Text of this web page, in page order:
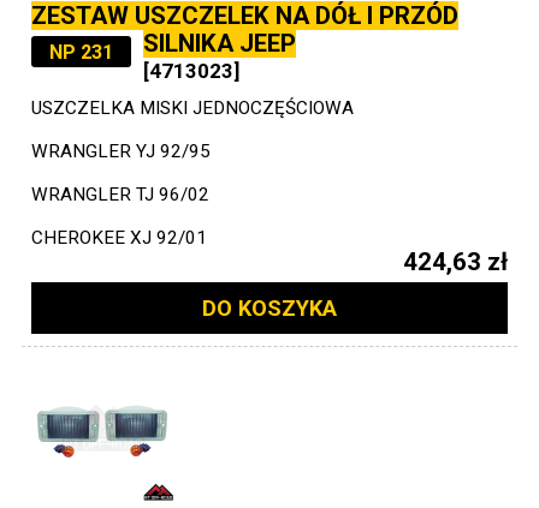
ZESTAW USZCZELEK NA DÓŁ I PRZÓD
SILNIKA JEEP
NP 231
[4713023]
USZCZELKA MISKI JEDNOCZĘŚCIOWA
WRANGLER YJ 92/95
WRANGLER TJ 96/02
CHEROKEE XJ 92/01
424,63 zł
DO KOSZYKA